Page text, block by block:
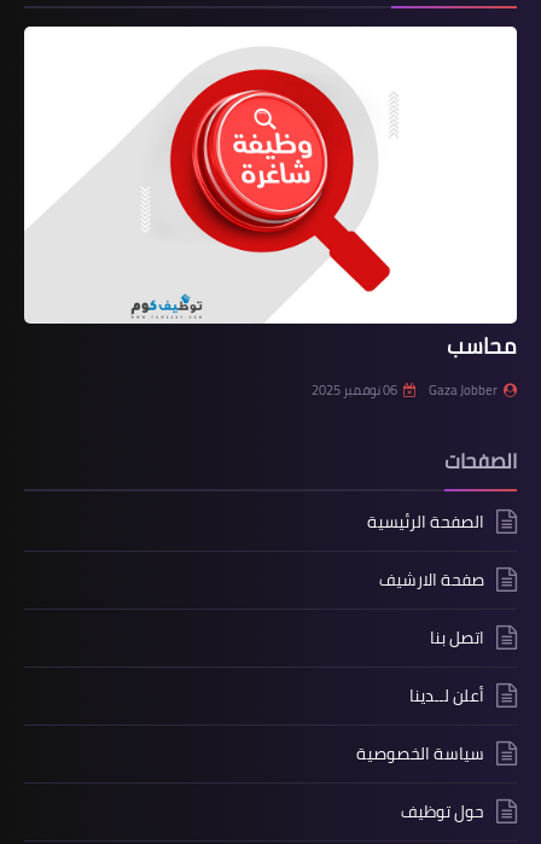
محاسب
Gaza Jobber 06 نوفمبر 2025
الصفحات
الصفحة الرئيسية
صفحة الارشيف
اتصل بنا
أعلن لــدينا
سياسة الخصوصية
حول توظيف